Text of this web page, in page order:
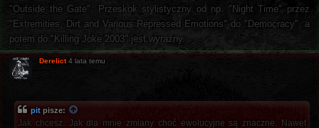
"Outside the Gate". Przeskok stylistyczny od np. "Night Time" przez
"Extremities, Dirt and Various Repressed Emotions" do "Democracy", a
potem do "Killing Joke 2003" jest wyraźny.
Derelict 4 lata temu
pit pisze:
Jak chcesz. Jak dla mnie zmiany choć ewolucyjne są znaczne. Nawet